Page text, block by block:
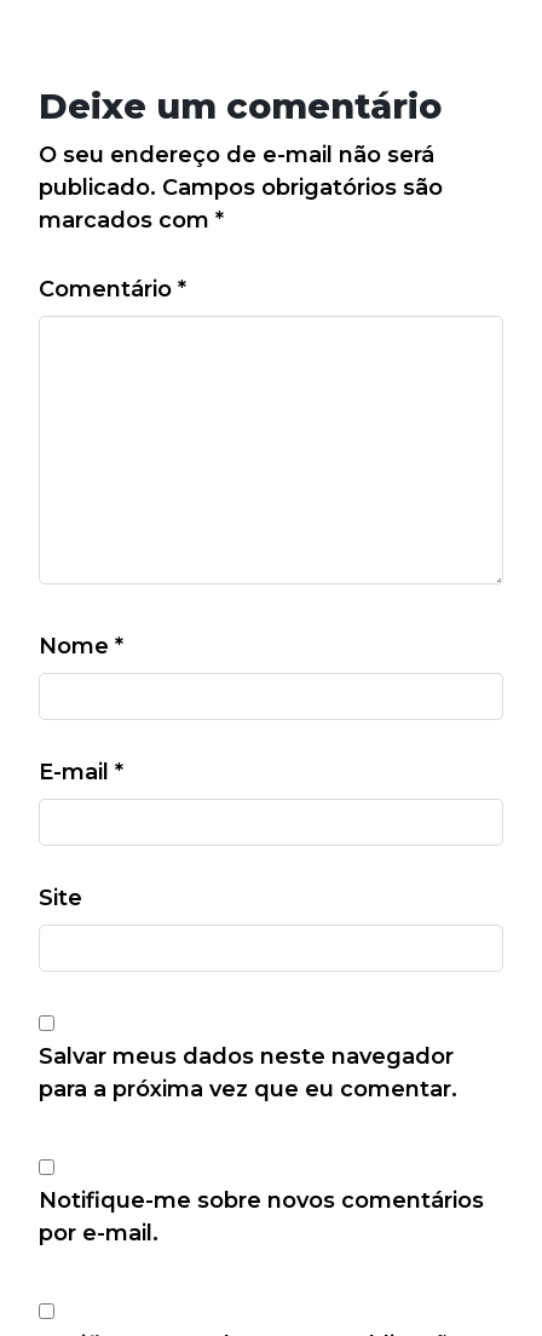
Deixe um comentário
O seu endereço de e-mail não será
publicado. Campos obrigatórios são
marcados com *
Comentário *
Nome *
E-mail *
Site
Salvar meus dados neste navegador
para a próxima vez que eu comentar.
Notifique-me sobre novos comentários
por e-mail.